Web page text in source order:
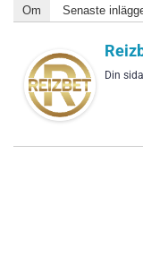
Om Senaste
Din